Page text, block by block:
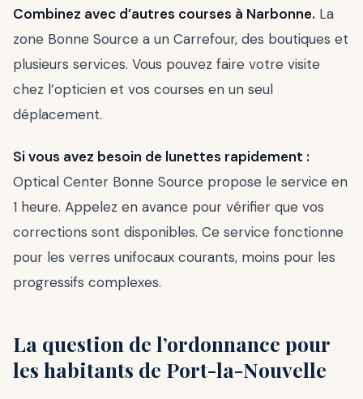
Combinez avec d’autres courses à Narbonne. La
zone Bonne Source a un Carrefour, des boutiques et
plusieurs services. Vous pouvez faire votre visite
chez l’opticien et vos courses en un seul
déplacement.
Si vous avez besoin de lunettes rapidement :
Optical Center Bonne Source propose le service en
1 heure. Appelez en avance pour vérifier que vos
corrections sont disponibles. Ce service fonctionne
pour les verres unifocaux courants, moins pour les
progressifs complexes.
La question de l’ordonnance pour
les habitants de Port-la-Nouvelle